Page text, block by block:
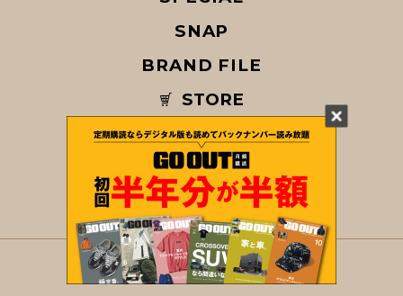
© COPYRIGHT 2026 GO OUT / SAN-EI CORPORATION Co.,Ltd.
SNAP
BRAND FILE
STORE
MAGAZINE